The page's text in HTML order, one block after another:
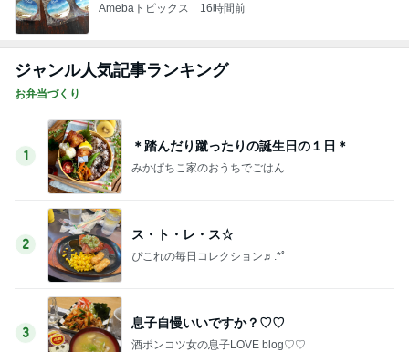
Amebaトピックス 16時間前
ジャンル人気記事ランキング
お弁当づくり
1
＊踏んだり蹴ったりの誕生日の１日＊
みかぱちこ家のおうちでごはん
2
ス・ト・レ・ス☆
ぴこれの毎日コレクション♬.*ﾟ
3
息子自慢いいですか？♡♡
酒ポンコツ女の息子LOVE blog♡♡